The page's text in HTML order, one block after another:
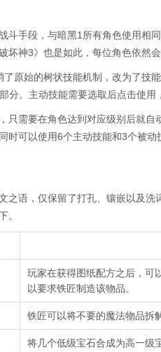
斗手段，与暗黑1所有角色使用相
坏神3》也是如此，每位角色依然
了原始的树状技能机制，改为了技
分。主动技能需要选取后点击使用
只需要在角色达到对应级别后就
时可以使用6个主动技能和3个被动
之语，仅保留了打孔、镶嵌以及
。
玩家在获得图纸配方之后，可
以要求铁匠制造该物品。
铁匠可以将不要的魔法物品拆
将几个低级宝石合成为高一级